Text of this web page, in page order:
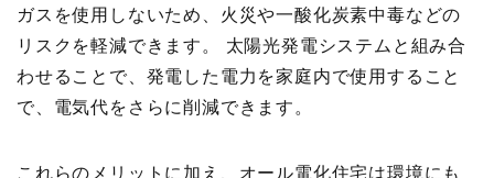
ガスを使用しないため、火災や一酸化炭素中毒などの
リスクを軽減できます。 太陽光発電システムと組み合
わせることで、発電した電力を家庭内で使用すること
で、電気代をさらに削減できます。
これらのメリットに加え、オール電化住宅は環境にも